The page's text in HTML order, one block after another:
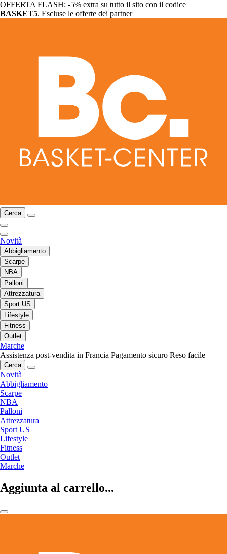
OFFERTA FLASH: -5% extra su tutto il sito con il codice
BASKET5. Escluse le offerte dei partner
Cerca
Novità
Abbigliamento
Scarpe
NBA
Palloni
Attrezzatura
Sport US
Lifestyle
Fitness
Outlet
Marche
Assistenza post-vendita in Francia Pagamento sicuro Reso facile
Cerca
Novità
Abbigliamento
Scarpe
NBA
Palloni
Attrezzatura
Sport US
Lifestyle
Fitness
Outlet
Marche
Aggiunta al carrello...